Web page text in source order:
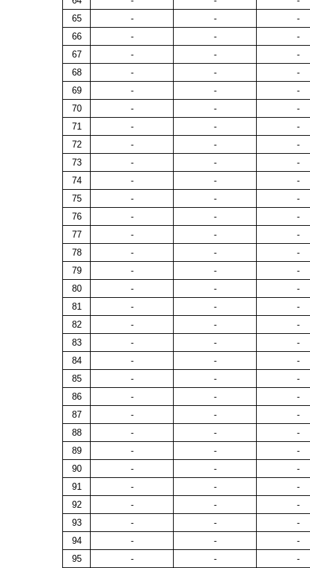
65
- -
-
66
- -
-
67
- -
-
68
- -
-
69
- -
-
70
- -
-
71
- -
-
72
- -
-
73
- -
-
74
- -
-
75
- -
-
76
- -
-
77
- -
-
78
- -
-
79
- -
-
80
- -
-
81
- -
-
82
- -
-
83
- -
-
84
- -
-
85
- -
-
86
- -
-
87
- -
-
88
- -
-
89
- -
-
90
- -
-
91
- -
-
92
- -
-
93
- -
-
94
- -
-
95
- -
-